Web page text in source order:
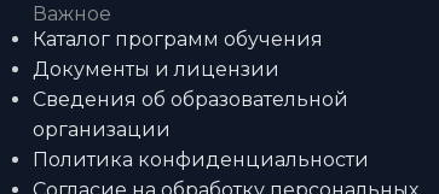
Важное
Каталог программ обучения
Документы и лицензии
Сведения об образовательной
организации
Политика конфиденциальности